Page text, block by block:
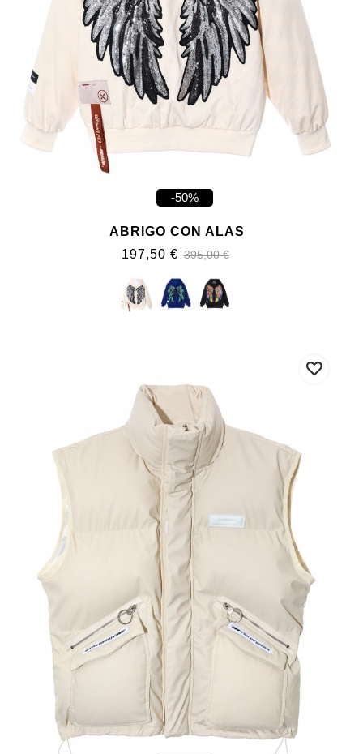
-50%
ABRIGO CON ALAS
197,50 € 395,00 €